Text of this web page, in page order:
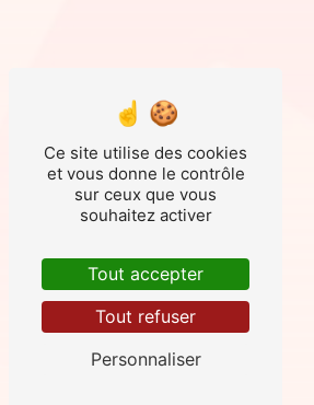
Ce site utilise des cookies
et vous donne le contrôle
sur ceux que vous
souhaitez activer
Tout accepter
Tout refuser
Personnaliser